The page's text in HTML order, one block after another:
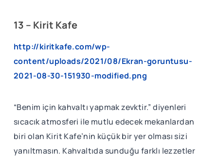
13 – Kirit Kafe
http://kiritkafe.com/wp-
content/uploads/2021/08/Ekran-goruntusu-
2021-08-30-151930-modified.png
“Benim için kahvaltı yapmak zevktir.” diyenleri
sıcacık atmosferi ile mutlu edecek mekanlardan
biri olan Kirit Kafe’nin küçük bir yer olması sizi
yanıltmasın. Kahvaltıda sunduğu farklı lezzetler